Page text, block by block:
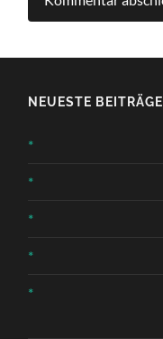
NEUESTE BEITRÄGE
*
*
*
*
*